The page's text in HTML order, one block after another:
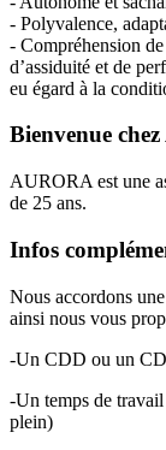
- Polyvalence,
- Compréhension
d’assiduité et de
eu égard à la
Bienvenue
AURORA est une
de 25 ans.
Infos
Nous accordons
ainsi nous vous
-Un CDD ou un
-Un temps de
plein)